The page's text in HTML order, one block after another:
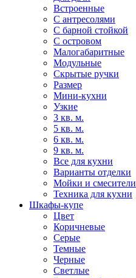
Встроенные
С антресолями
С барной стойкой
С островом
Малогабаритные
Модульные
Скрытые ручки
Размер
Мини-кухни
Узкие
3 кв. м.
5 кв. м.
6 кв. м.
9 кв. м.
Все для кухни
Варианты отделки
Мойки и смесители
Техника для кухни
Шкафы-купе
Цвет
Коричневые
Серые
Темные
Черные
Светлые